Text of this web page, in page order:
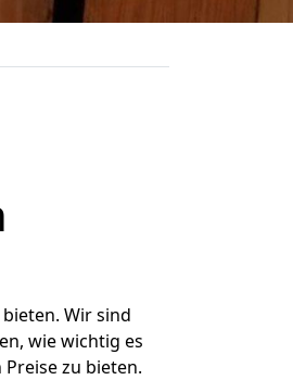
Wir sind
wie wichtig es
zu bieten.